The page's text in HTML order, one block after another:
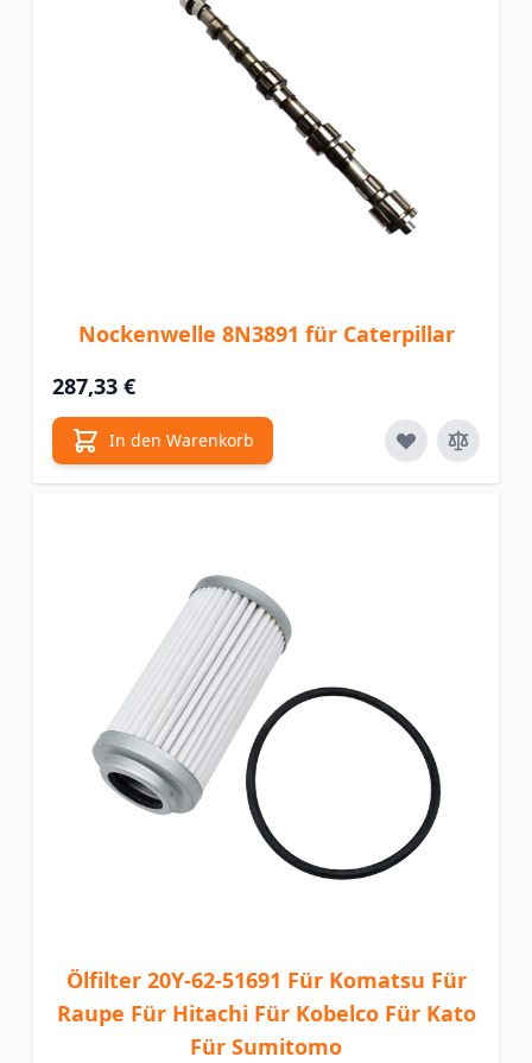
Nockenwelle 8N3891 für Caterpillar
287,33 €
In den Warenkorb
Ölfilter 20Y-62-51691 Für Komatsu Für
Raupe Für Hitachi Für Kobelco Für Kato
Für Sumitomo